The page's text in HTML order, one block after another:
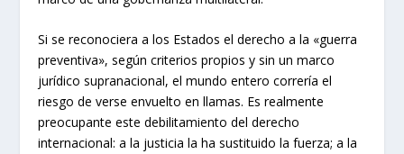
Si se reconociera a los Estados el derecho a la «guerra
preventiva», según criterios propios y sin un marco
jurídico supranacional, el mundo entero correría el
riesgo de verse envuelto en llamas. Es realmente
preocupante este debilitamiento del derecho
internacional: a la justicia la ha sustituido la fuerza; a la